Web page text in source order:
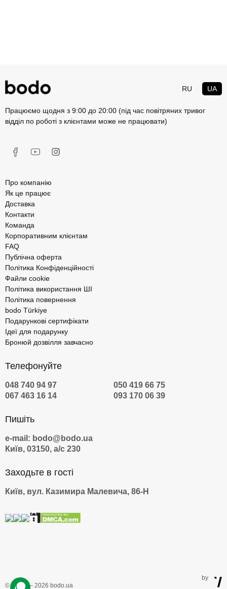
RU UA
Працюємо щодня з 9:00 до 20:00 (під час повітряних тривог
відділ по роботі з клієнтами може не працювати)
Про компанію
Як це працює
Доставка
Контакти
Команда
Корпоративним клієнтам
FAQ
Публічна оферта
Політика Конфіденційності
Файли cookie
Політика використання ШІ
Політика повернення
bodo Türkiye
Подарункові сертифікати
Ідеї для подарунку
Бронюй дозвілля завчасно
Телефонуйте
048 740 94 97
050 419 66 75
067 463 16 14
093 170 06 39
Пишіть
e-mail: bodo@bodo.ua
Київ, 03150, а/с 230
Заходьте в гості
Київ, вул. Казимира Малевича, 86-Н
© 2009 — 2026 bodo.ua
by